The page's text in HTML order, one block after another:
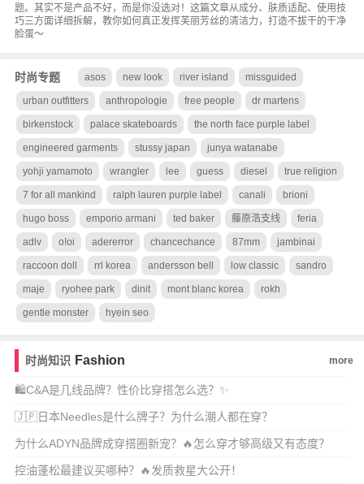
题。其实不是产品不好，而是你没选对！这篇文章从成分、肤质适配、使用技
巧三方面详细拆解，教你如何真正发挥芙丽芳丝的清洁力，打造不拔干的干净
脸蛋～
时尚专题 asos new look river island missguided
urban outfitters anthropologie free people dr martens
birkenstock palace skateboards the north face purple label
engineered garments stussy japan junya watanabe
yohji yamamoto wrangler lee guess diesel true religion
7 for all mankind ralph lauren purple label canali brioni
hugo boss emporio armani ted baker 藤原浩支线 feria
adlv o!oi adererror chancechance 87mm jambinai
raccoon doll rrl korea andersson bell low classic sandro
maje ryohee park dinit mont blanc korea rokh
gentle monster hyein seo
时尚知识 Fashion more
🛍️C&A是几线品牌？性价比穿搭怎么选？✨
🇯🇵日本Needles是什么牌子？为什么潮人都在穿？
为什么ADYN品牌成穿搭圈新宠？🔥怎么穿才够高级又有态度？
控油蓬松最建议买哪种？🔥发质救星大公开！